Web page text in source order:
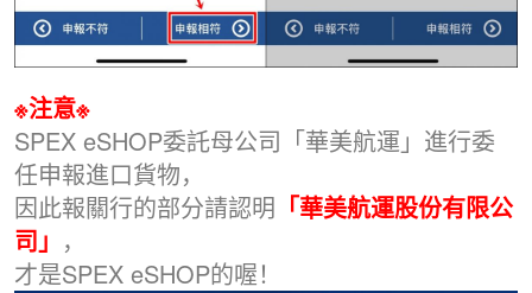
※注意※
SPEX eSHOP委託母公司「華美航運」進行委
任申報進口貨物，
因此報關行的部分請認明 「華美航運股份有限公
司」 ，
才是SPEX eSHOP的喔！